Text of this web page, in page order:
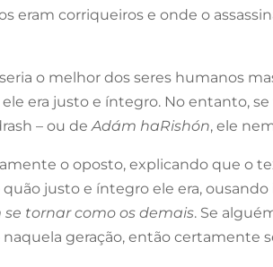
eram corriqueiros e onde o
o melhor dos seres humanos
era justo e íntegro. No entanto, se
– ou deAdám haRishón, ele
o oposto, explicando que o
justo e íntegro ele era,
tornar como os demais. Se
geração, então certamente